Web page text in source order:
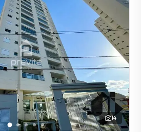
14